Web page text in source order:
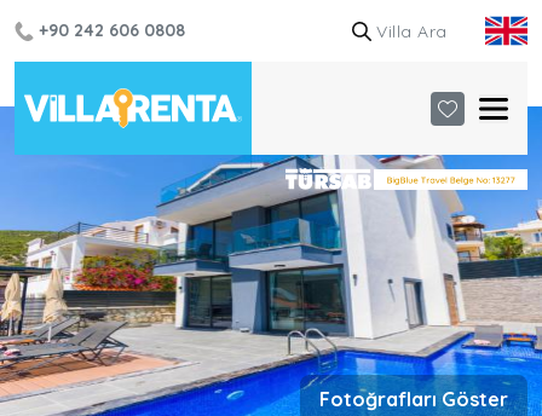
+90 242 606 0808
Fotoğrafları Göster